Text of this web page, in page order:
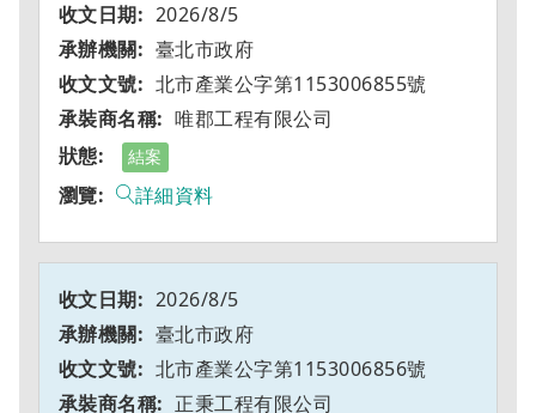
2026/8/5
臺北市政府
北市產業公字第1153006855號
唯郡工程有限公司
結案
詳細資料
2026/8/5
臺北市政府
北市產業公字第1153006856號
正秉工程有限公司